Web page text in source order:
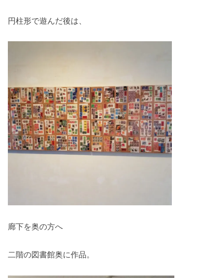
円柱形で遊んだ後は、
廊下を奥の方へ
二階の図書館奥に作品。